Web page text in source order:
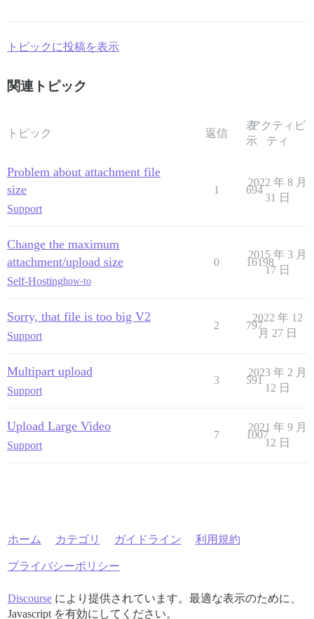
トピックに投稿を表示
関連トピック
トピック 返信
表
示
アクティビ
ティ
Problem about attachment file
size
Support
1 694
2022 年 8 月
31 日
Change the maximum
attachment/upload size
Self-Hostinghow-to
0 16198
2015 年 3 月
17 日
Sorry, that file is too big V2
Support
2 797
2022 年 12
月 27 日
Multipart upload
Support
3 591
2023 年 2 月
12 日
Upload Large Video
Support
7 1007
2021 年 9 月
12 日
ホーム カテゴリ ガイドライン 利用規約
プライバシーポリシー
Discourseにより提供されています。最適な表示のために、
Javascript を有効にしてください。